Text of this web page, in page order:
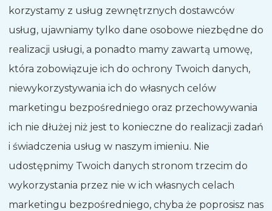
korzystamy z usług zewnętrznych dostawców
usług, ujawniamy tylko dane osobowe niezbędne do
realizacji usługi, a ponadto mamy zawartą umowę,
która zobowiązuje ich do ochrony Twoich danych,
niewykorzystywania ich do własnych celów
marketingu bezpośredniego oraz przechowywania
ich nie dłużej niż jest to konieczne do realizacji zadań
i świadczenia usług w naszym imieniu. Nie
udostępnimy Twoich danych stronom trzecim do
wykorzystania przez nie w ich własnych celach
marketingu bezpośredniego, chyba że poprosisz nas